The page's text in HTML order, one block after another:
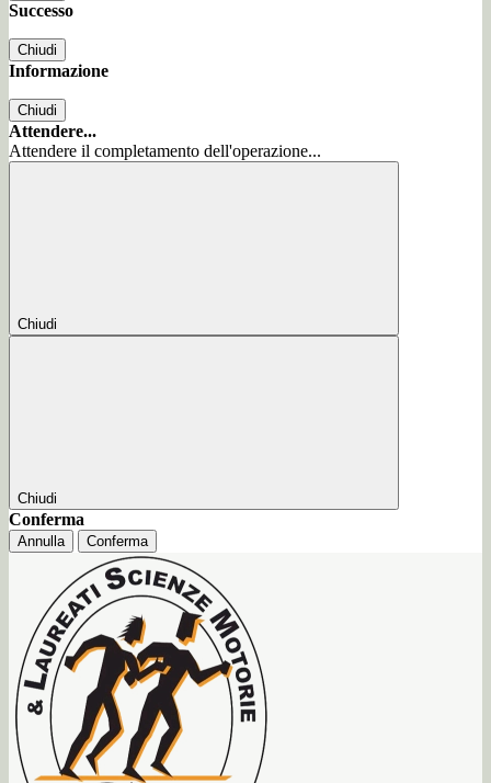
Successo
Chiudi
Informazione
Chiudi
Attendere...
Attendere il completamento dell'operazione...
Chiudi
Chiudi
Conferma
Annulla Conferma